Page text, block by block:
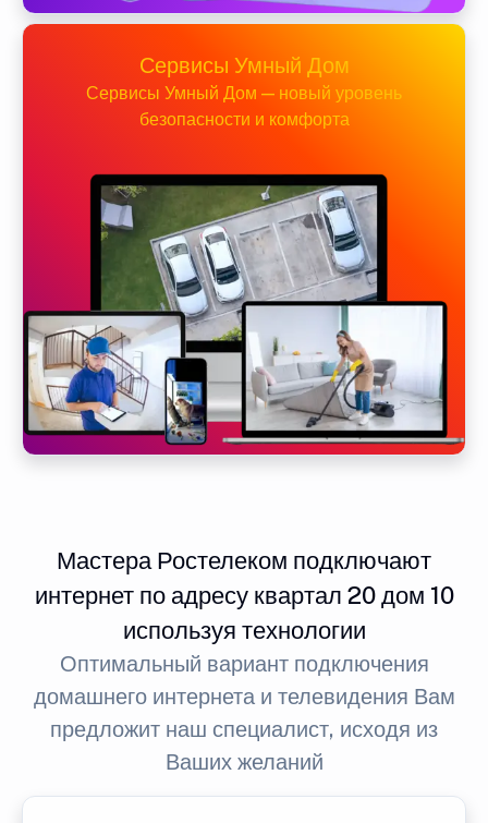
Сервисы Умный Дом
Сервисы Умный Дом — новый уровень
безопасности и комфорта
Мастера Ростелеком подключают
интернет по адресу квартал 20 дом 10
используя технологии
Оптимальный вариант подключения
домашнего интернета и телевидения Вам
предложит наш специалист, исходя из
Ваших желаний